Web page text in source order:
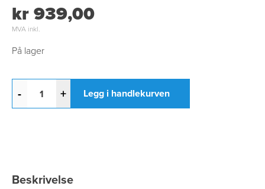
kr 939,00
MVA inkl.
På lager
- + Legg i handlekurven
Beskrivelse